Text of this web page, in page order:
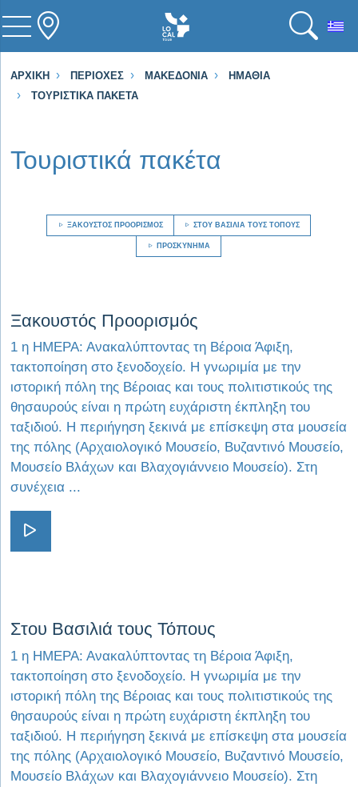
ΑΡΧΙΚΉ ΠΕΡΙΟΧΈΣ ΜΑΚΕΔΟΝΊΑ
ΗΜΑΘΊΑ
ΤΟΥΡΙΣΤΙΚΆ ΠΑΚΈΤΑ
Τουριστικά πακέτα
ΞΑΚΟΥΣΤΌΣ ΠΡΟΟΡΙΣΜΌΣ ΣΤΟΥ ΒΑΣΙΛΙΆ ΤΟΥΣ ΤΌΠΟΥΣ
ΠΡΟΣΚΎΝΗΜΑ
Ξακουστός Προορισμός
1 η ΗΜΕΡΑ: Ανακαλύπτοντας τη Βέροια Άφιξη,
τακτοποίηση στο ξενοδοχείο. Η γνωριμία με την
ιστορική πόλη της Βέροιας και τους πολιτιστικούς της
θησαυρούς είναι η πρώτη ευχάριστη έκπληξη του
ταξιδιού. Η περιήγηση ξεκινά με επίσκεψη στα μουσεία
της πόλης (Αρχαιολογικό Μουσείο, Βυζαντινό Μουσείο,
Μουσείο Βλάχων και Βλαχογιάννειο Μουσείο). Στη
συνέχεια ...
Visit Ξακουστός Προορισμός
Στου Βασιλιά τους Τόπους
1 η ΗΜΕΡΑ: Ανακαλύπτοντας τη Βέροια Άφιξη,
τακτοποίηση στο ξενοδοχείο. Η γνωριμία με την
ιστορική πόλη της Βέροιας και τους πολιτιστικούς της
θησαυρούς είναι η πρώτη ευχάριστη έκπληξη του
ταξιδιού. Η περιήγηση ξεκινά με επίσκεψη στα μουσεία
της πόλης (Αρχαιολογικό Μουσείο, Βυζαντινό Μουσείο,
Μουσείο Βλάχων και Βλαχογιάννειο Μουσείο). Στη